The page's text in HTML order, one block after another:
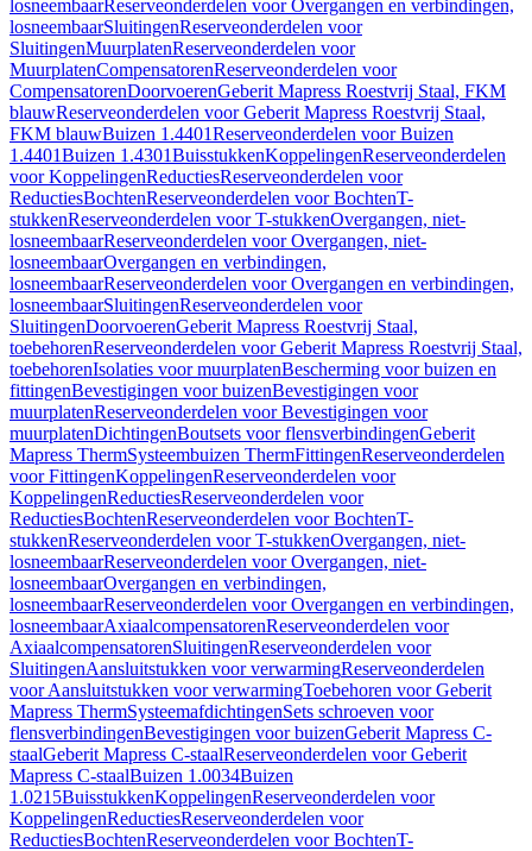
losneembaarReserveonderdelen voor Overgangen en verbindingen,
losneembaarSluitingenReserveonderdelen voor
SluitingenMuurplatenReserveonderdelen voor
MuurplatenCompensatorenReserveonderdelen voor
CompensatorenDoorvoerenGeberit Mapress Roestvrij Staal, FKM
blauwReserveonderdelen voor Geberit Mapress Roestvrij Staal,
FKM blauwBuizen 1.4401Reserveonderdelen voor Buizen
1.4401Buizen 1.4301BuisstukkenKoppelingenReserveonderdelen
voor KoppelingenReductiesReserveonderdelen voor
ReductiesBochtenReserveonderdelen voor BochtenT-
stukkenReserveonderdelen voor T-stukkenOvergangen, niet-
losneembaarReserveonderdelen voor Overgangen, niet-
losneembaarOvergangen en verbindingen,
losneembaarReserveonderdelen voor Overgangen en verbindingen,
losneembaarSluitingenReserveonderdelen voor
SluitingenDoorvoerenGeberit Mapress Roestvrij Staal,
toebehorenReserveonderdelen voor Geberit Mapress Roestvrij Staal,
toebehorenIsolaties voor muurplatenBescherming voor buizen en
fittingenBevestigingen voor buizenBevestigingen voor
muurplatenReserveonderdelen voor Bevestigingen voor
muurplatenDichtingenBoutsets voor flensverbindingenGeberit
Mapress ThermSysteembuizen ThermFittingenReserveonderdelen
voor FittingenKoppelingenReserveonderdelen voor
KoppelingenReductiesReserveonderdelen voor
ReductiesBochtenReserveonderdelen voor BochtenT-
stukkenReserveonderdelen voor T-stukkenOvergangen, niet-
losneembaarReserveonderdelen voor Overgangen, niet-
losneembaarOvergangen en verbindingen,
losneembaarReserveonderdelen voor Overgangen en verbindingen,
losneembaarAxiaalcompensatorenReserveonderdelen voor
AxiaalcompensatorenSluitingenReserveonderdelen voor
SluitingenAansluitstukken voor verwarmingReserveonderdelen
voor Aansluitstukken voor verwarmingToebehoren voor Geberit
Mapress ThermSysteemafdichtingenSets schroeven voor
flensverbindingenBevestigingen voor buizenGeberit Mapress C-
staalGeberit Mapress C-staalReserveonderdelen voor Geberit
Mapress C-staalBuizen 1.0034Buizen
1.0215BuisstukkenKoppelingenReserveonderdelen voor
KoppelingenReductiesReserveonderdelen voor
ReductiesBochtenReserveonderdelen voor BochtenT-